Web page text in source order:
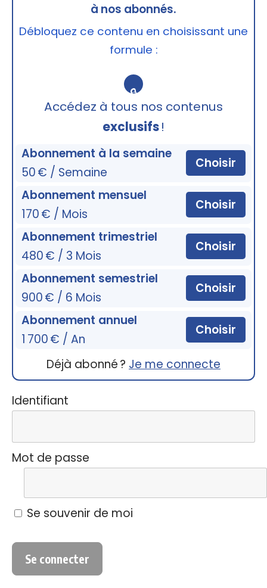
à nos abonnés.
Débloquez ce contenu en choisissant une
formule :
🔒
Accédez à tous nos contenus
exclusifs!
Abonnement à la semaine
50 € / Semaine
Choisir
Abonnement mensuel
170 € / Mois
Choisir
Abonnement trimestriel
480 € / 3 Mois
Choisir
Abonnement semestriel
900 € / 6 Mois
Choisir
Abonnement annuel
1 700 € / An
Choisir
Déjà abonné ? Je me connecte
Identifiant
Mot de passe
Se souvenir de moi